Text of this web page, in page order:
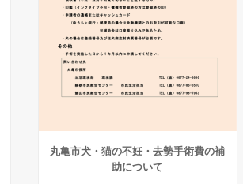
丸亀市犬・猫の不妊・去勢手術費の補
助について